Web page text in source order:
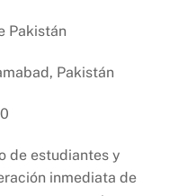
Pakistán
Pakistán
de estudiantes y
inmediata de